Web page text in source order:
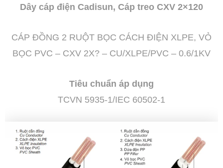
Dây cáp điện Cadisun, Cáp treo CXV 2×120
CÁP ĐỒNG 2 RUỘT BỌC CÁCH ĐIỆN XLPE, VỎ
BỌC PVC – CXV 2X? – CU/XLPE/PVC – 0.6/1KV
Tiêu chuẩn áp dụng
TCVN 5935-1/IEC 60502-1